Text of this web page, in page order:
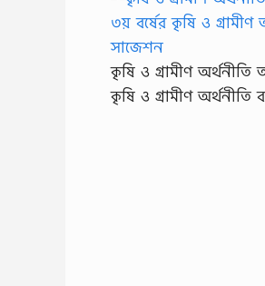
কৃষি ও গ্রামীণ অর্থনীতি
কৃষি ও গ্রামীণ